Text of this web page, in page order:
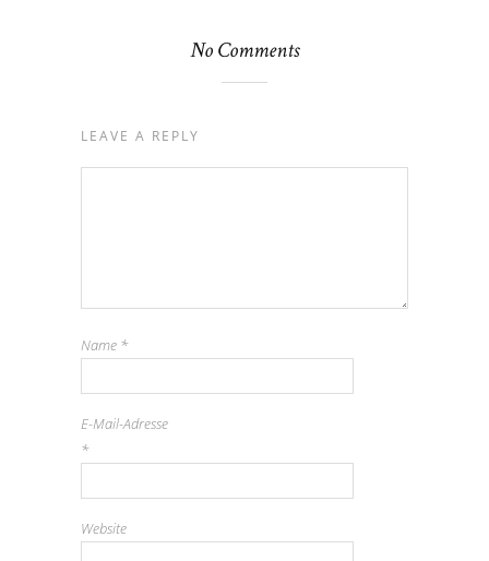
No Comments
LEAVE A REPLY
Name *
E-Mail-Adresse
*
Website